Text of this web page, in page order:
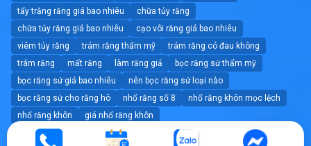
tẩy trắng răng giá bao nhiêu
chữa tủy răng
chữa tủy răng giá bao nhiêu
cạo vôi răng giá bao nhiêu
viêm tủy răng
trám răng thẩm mỹ
trám răng có đau không
trám răng
mất răng làm răng giả
bọc răng sứ thẩm mỹ
bọc răng sứ giá bao nhiêu
nên bọc răng sứ loại nào
bọc răng sứ cho răng hô
nhổ răng số 8
nhổ răng khôn mọc lệch
nhổ răng khôn
giá nhổ răng khôn
nhổ răng không đau tốt nhất tphcm
nhổ răng